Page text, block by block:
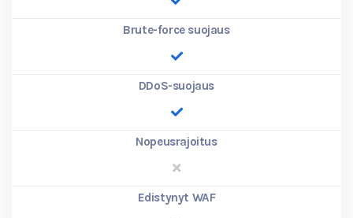
Brute-force suojaus
DDoS-suojaus
Nopeusrajoitus
Edistynyt WAF